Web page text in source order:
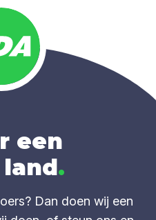
een
.
Dan doen wij een